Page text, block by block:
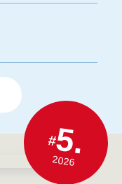
#5.
2026